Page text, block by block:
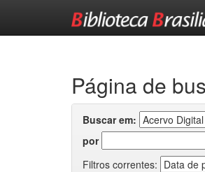
Página de
Buscar em:
por
Filtros correntes: